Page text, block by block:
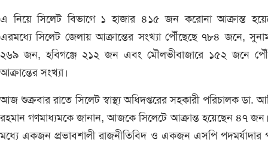
এ নিয়ে সিলেট বিভাগে ১ হাজার ৪১৫ জন করোনা আক্রান্ত
এরমধ্যে সিলেট জেলায় আক্রান্তের সংখ্যা পৌঁছেছে ৭৮৪ জনে,
২৬৯ জন, হবিগঞ্জে ২১২ জন এবং মৌলভীবাজারে ১৫২ জনে
আক্রান্তের সংখ্যা।
আজ শুক্রবার রাতে সিলেট স্বাস্থ্য অধিদপ্তরের সহকারী পরিচালক ডা.
রহমান গণমাধ্যমকে জানান, আজকে সিলেটে আক্রান্ত হয়েছেন ৪৭
মধ্যে একজন প্রভাবশালী রাজনীতিবিদ ও একজন এসপি পদমর্যাদার